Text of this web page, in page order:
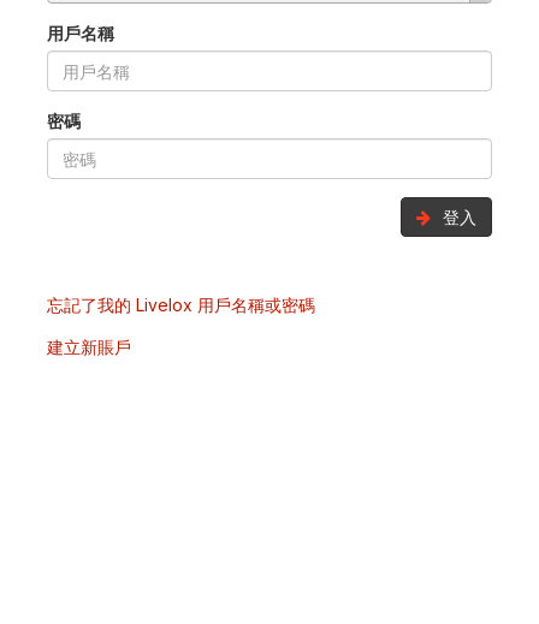
用戶名稱
密碼
登入
忘記了我的 Livelox 用戶名稱或密碼
建立新賬戶